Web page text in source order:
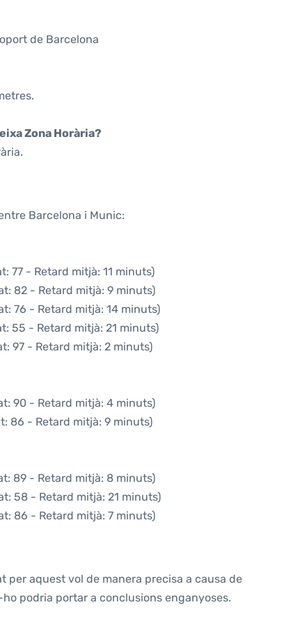
de Barcelona
Zona Horària?
Barcelona i Munic:
77 - Retard mitjà: 11 minuts)
82 - Retard mitjà: 9 minuts)
76 - Retard mitjà: 14 minuts)
55 - Retard mitjà: 21 minuts)
97 - Retard mitjà: 2 minuts)
90 - Retard mitjà: 4 minuts)
86 - Retard mitjà: 9 minuts)
89 - Retard mitjà: 8 minuts)
58 - Retard mitjà: 21 minuts)
86 - Retard mitjà: 7 minuts)
per aquest vol de manera precisa a causa de
podria portar a conclusions enganyoses.